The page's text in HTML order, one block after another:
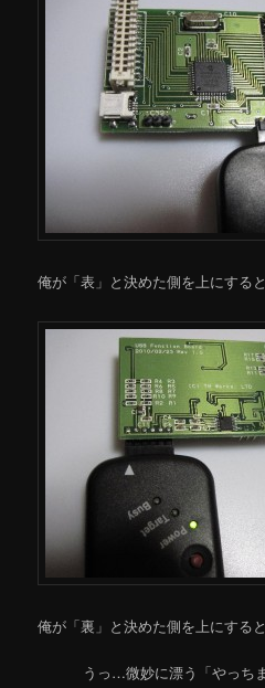
俺が「表」と決めた側を上にする
俺が「裏」と決めた側を上にする
うっ…微妙に漂う「やっち